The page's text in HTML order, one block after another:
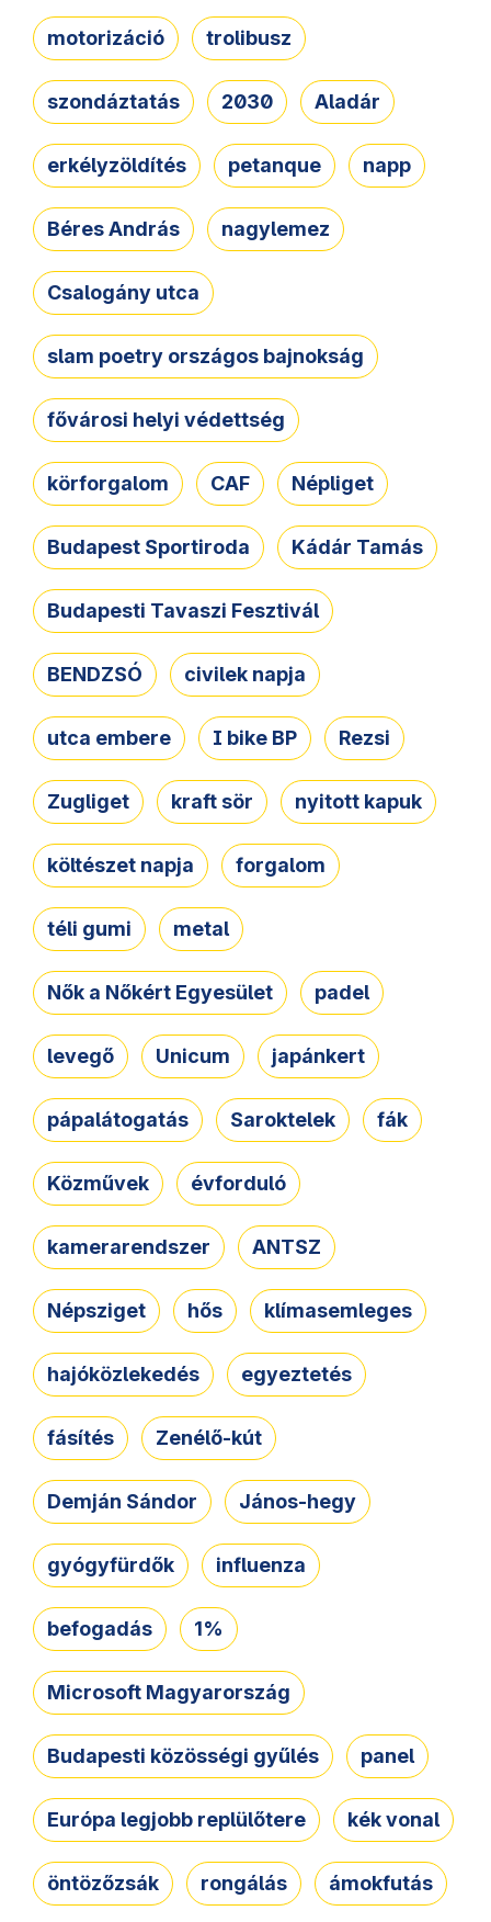
motorizáció trolibusz
szondáztatás 2030 Aladár
erkélyzöldítés petanque napp
Béres András nagylemez
Csalogány utca
slam poetry országos bajnokság
fővárosi helyi védettség
körforgalom CAF Népliget
Budapest Sportiroda Kádár Tamás
Budapesti Tavaszi Fesztivál
BENDZSÓ civilek napja
utca embere I bike BP Rezsi
Zugliget kraft sör nyitott kapuk
költészet napja forgalom
téli gumi metal
Nők a Nőkért Egyesület padel
levegő Unicum japánkert
pápalátogatás Saroktelek fák
Közművek évforduló
kamerarendszer ANTSZ
Népsziget hős klímasemleges
hajóközlekedés egyeztetés
fásítés Zenélő-kút
Demján Sándor János-hegy
gyógyfürdők influenza
befogadás 1%
Microsoft Magyarország
Budapesti közösségi gyűlés panel
Európa legjobb replülőtere kék vonal
öntözőzsák rongálás ámokfutás